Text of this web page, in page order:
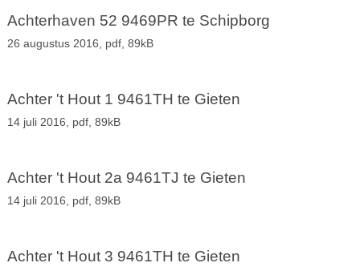
Achterhaven 52 9469PR te Schipborg
26 augustus 2016, pdf, 89kB
Achter 't Hout 1 9461TH te Gieten
14 juli 2016, pdf, 89kB
Achter 't Hout 2a 9461TJ te Gieten
14 juli 2016, pdf, 89kB
Achter 't Hout 3 9461TH te Gieten